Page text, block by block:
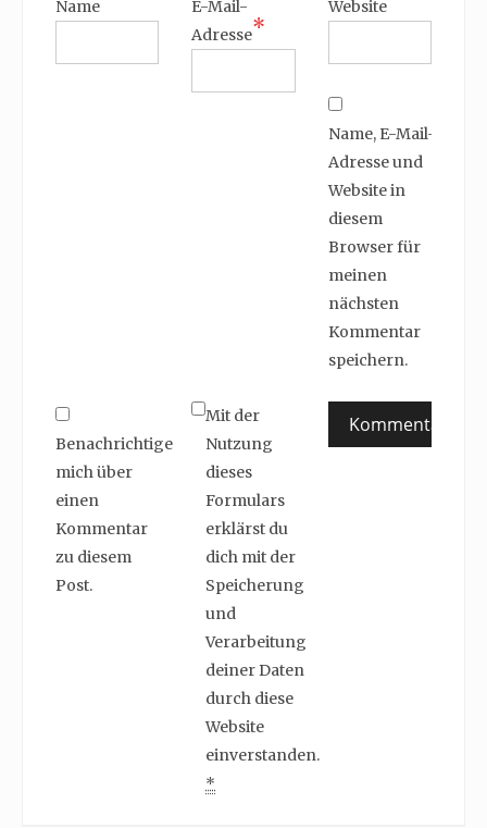
Name
E-Mail-
Adresse*
Website
Name, E-Mail-
Adresse und
Website in
diesem
Browser für
meinen
nächsten
Kommentar
speichern.
Benachrichtige
mich über
einen
Kommentar
zu diesem
Post.
Mit der
Nutzung
dieses
Formulars
erklärst du
dich mit der
Speicherung
und
Verarbeitung
deiner Daten
durch diese
Website
einverstanden.
*